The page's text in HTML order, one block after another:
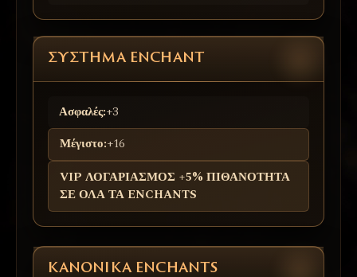
ΣΎΣΤΗΜΑ ENCHANT
Ασφαλές:+3
Μέγιστο:+16
VIP ΛΟΓΑΡΙΑΣΜΟΣ +5% ΠΙΘΑΝΟΤΗΤΑ
ΣΕ ΟΛΑ ΤΑ ENCHANTS
ΚΑΝΟΝΙΚΆ ENCHANTS